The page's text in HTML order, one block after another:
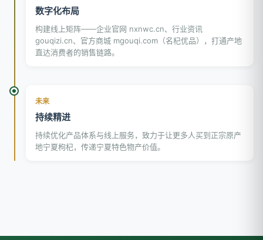
数字化布局
构建线上矩阵——企业官网 nxnwc.cn、行业资讯
gouqizi.cn、官方商城 mgouqi.com（名杞优品），打通产地
直达消费者的销售链路。
未来
持续精进
持续优化产品体系与线上服务，致力于让更多人买到正宗原产
地宁夏枸杞，传递宁夏特色物产价值。